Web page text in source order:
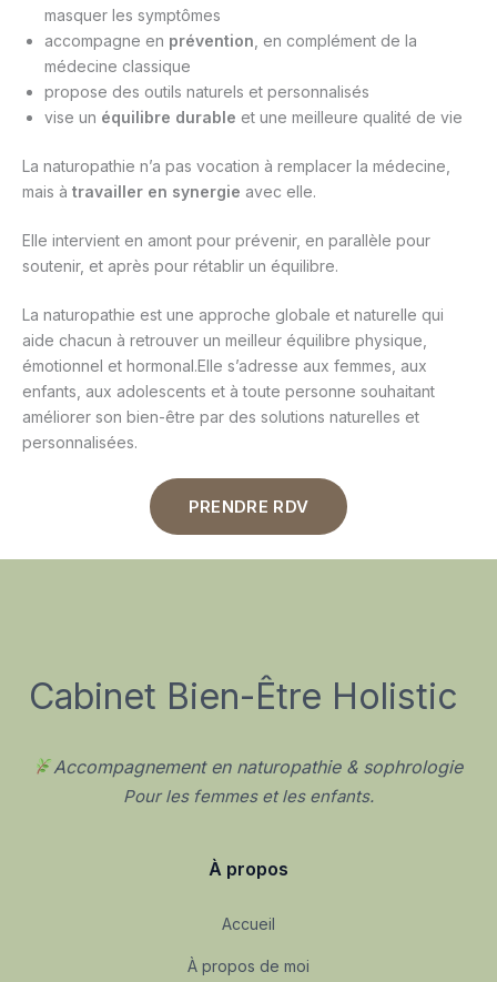
masquer les symptômes
accompagne en prévention , en complément de la
médecine classique
propose des outils naturels et personnalisés
vise un équilibre durable et une meilleure qualité de vie
La naturopathie n’a pas vocation à remplacer la médecine,
mais à travailler en synergie avec elle.
Elle intervient en amont pour prévenir, en parallèle pour
soutenir, et après pour rétablir un équilibre.
La naturopathie est une approche globale et naturelle qui
aide chacun à retrouver un meilleur équilibre physique,
émotionnel et hormonal.Elle s’adresse aux femmes, aux
enfants, aux adolescents et à toute personne souhaitant
améliorer son bien-être par des solutions naturelles et
personnalisées.
PRENDRE RDV
Cabinet Bien-Être Holistic
Accompagnement en naturopathie & sophrologie
Pour les femmes et les enfants.
À propos
Accueil
À propos de moi